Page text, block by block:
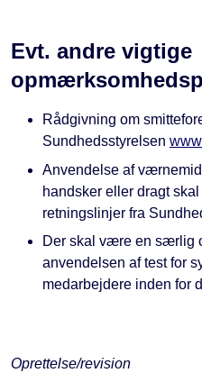
Evt. andre vigtige
Rådgivning om
Sundhedsstyrelsen
Anvendelse af
handsker eller dragt
retningslinjer fra
Der skal være en særlig
anvendelsen af test for
medarbejdere inden for
Oprettelse/revision